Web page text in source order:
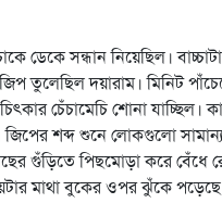
ডেকে সন্ধান নিয়েছিল।
জিপ তুলেছিল দয়ারাম। মিনিট
চেঁচামেচি শোনা যাচ্ছিল।
শব্দ শুনে লোকগুলো সামান্য
গুঁড়িতে পিছমোড়া করে বেঁধে
মাথা বুকের ওপর ঝুঁকে